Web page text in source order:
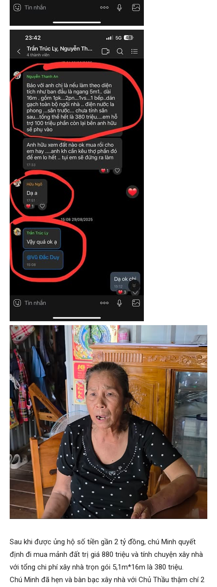
Sau khi được ủng hộ số tiền gần 2 tỷ đồng, chú Minh quyết
định đi mua mảnh đất trị giá 880 triệu và tính chuyện xây nhà
với tổng chi phí xây nhà trọn gói 5,1m*16m là 380 triệu.
Chú Minh đã hẹn và bàn bạc xây nhà với Chủ Thầu thậm chí 2